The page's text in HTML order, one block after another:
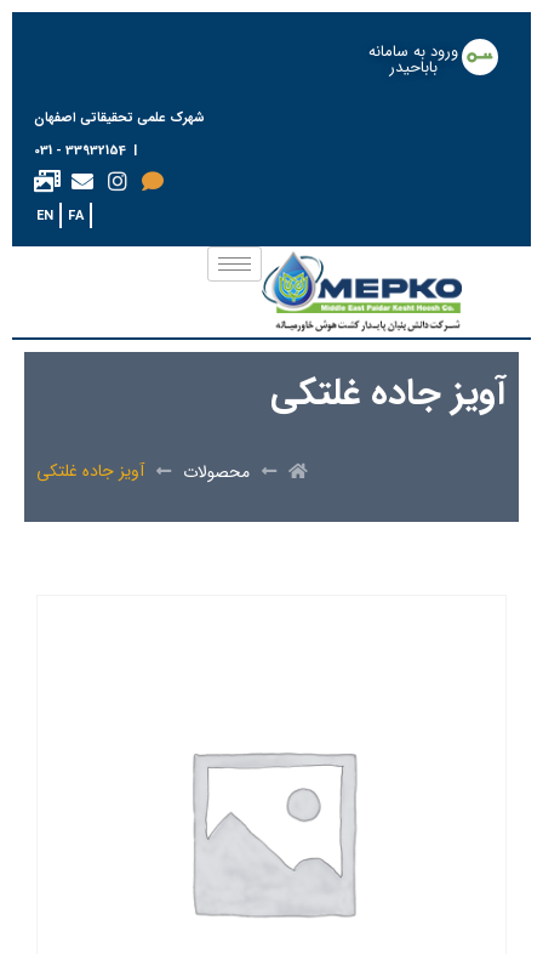
ورود به سامانه
باباحیدر
شهرک علمی تحقیقاتی اصفهان
| 33932154 - 031
FA
EN
آویز جاده غلتکی
محصولات آویز جاده غلتکی